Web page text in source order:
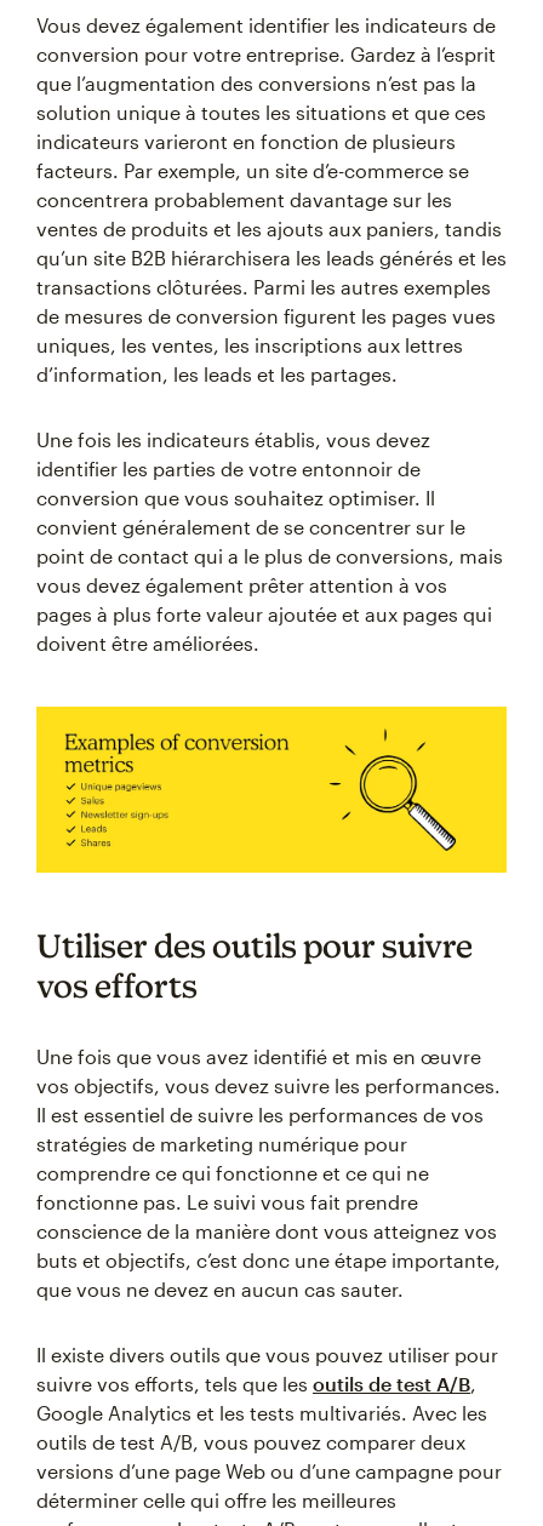
Vous devez également identifier les indicateurs de
conversion pour votre entreprise. Gardez à l’esprit
que l’augmentation des conversions n’est pas la
solution unique à toutes les situations et que ces
indicateurs varieront en fonction de plusieurs
facteurs. Par exemple, un site d’e-commerce se
concentrera probablement davantage sur les
ventes de produits et les ajouts aux paniers, tandis
qu’un site B2B hiérarchisera les leads générés et les
transactions clôturées. Parmi les autres exemples
de mesures de conversion figurent les pages vues
uniques, les ventes, les inscriptions aux lettres
d’information, les leads et les partages.
Une fois les indicateurs établis, vous devez
identifier les parties de votre entonnoir de
conversion que vous souhaitez optimiser. Il
convient généralement de se concentrer sur le
point de contact qui a le plus de conversions, mais
vous devez également prêter attention à vos
pages à plus forte valeur ajoutée et aux pages qui
doivent être améliorées.
Utiliser des outils pour suivre
vos efforts
Une fois que vous avez identifié et mis en œuvre
vos objectifs, vous devez suivre les performances.
Il est essentiel de suivre les performances de vos
stratégies de marketing numérique pour
comprendre ce qui fonctionne et ce qui ne
fonctionne pas. Le suivi vous fait prendre
conscience de la manière dont vous atteignez vos
buts et objectifs, c’est donc une étape importante,
que vous ne devez en aucun cas sauter.
Il existe divers outils que vous pouvez utiliser pour
suivre vos efforts, tels que les outils de test A/B,
Google Analytics et les tests multivariés. Avec les
outils de test A/B, vous pouvez comparer deux
versions d’une page Web ou d’une campagne pour
déterminer celle qui offre les meilleures